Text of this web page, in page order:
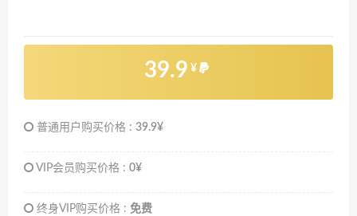
39.9 ¥
普通用户购买价格 : 39.9¥
VIP会员购买价格 : 0¥
终身VIP购买价格 : 免费